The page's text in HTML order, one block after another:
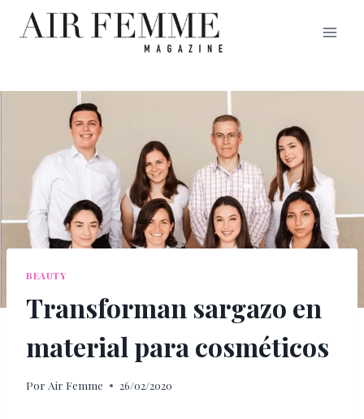
Saltar
BEAUTY
Transforman sargazo en
material para cosméticos
Por Air Femme 26/02/2020